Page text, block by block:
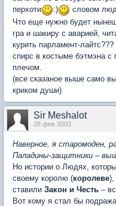
перхоти
:)
словом
Что еще нужно будет
гра и шакиру с аварией,
курить парламент-
спирс в костыме бэтмэна с
плечом.
(все сказаное выше само
криком души)
Sir Meshalot
28 фев 2003
Наверное, я старомоден,
Паладины-защитники –
Но истории о Людях,
своему королю (королеве),
ставили Закон и Честь –
Вот кому я стал бы